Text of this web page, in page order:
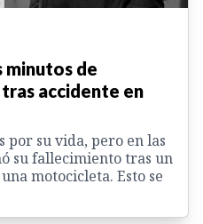
de
accidente en
por su vida, pero en las
su fallecimiento tras un
motocicleta. Esto se